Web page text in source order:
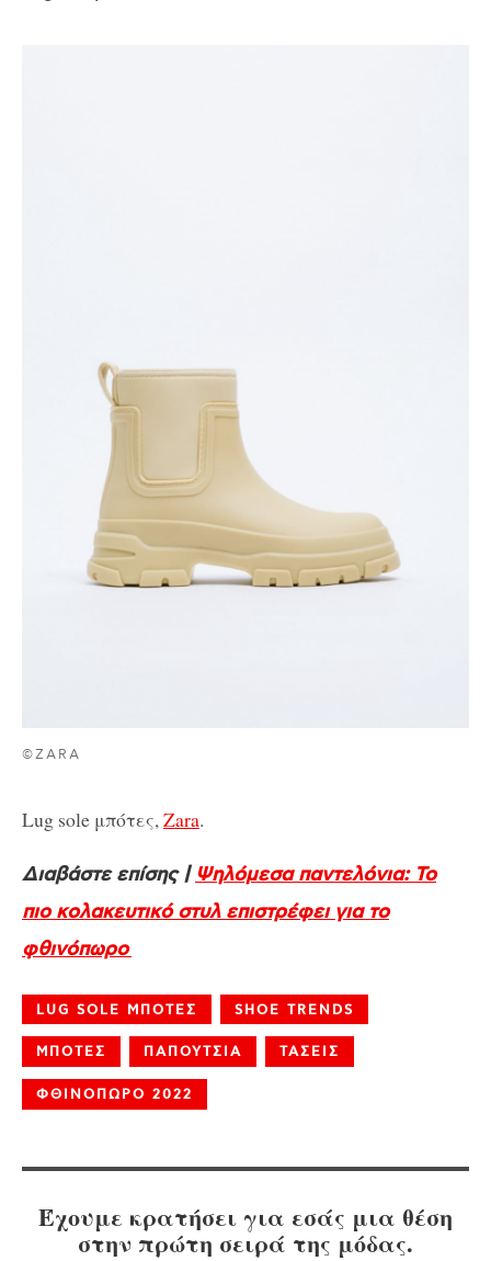
©ZARA
Lug sole μπότες, Zara.
Διαβάστε επίσης | Ψηλόμεσα παντελόνια: Το
πιο κολακευτικό στυλ επιστρέφει για το
φθινόπωρο
LUG SOLE ΜΠΟΤΕΣ SHOE TRENDS
ΜΠΟΤΕΣ ΠΑΠΟΥΤΣΙΑ ΤΑΣΕΙΣ
ΦΘΙΝΟΠΩΡΟ 2022
Έχουμε κρατήσει για εσάς μια θέση
στην πρώτη σειρά της μόδας.